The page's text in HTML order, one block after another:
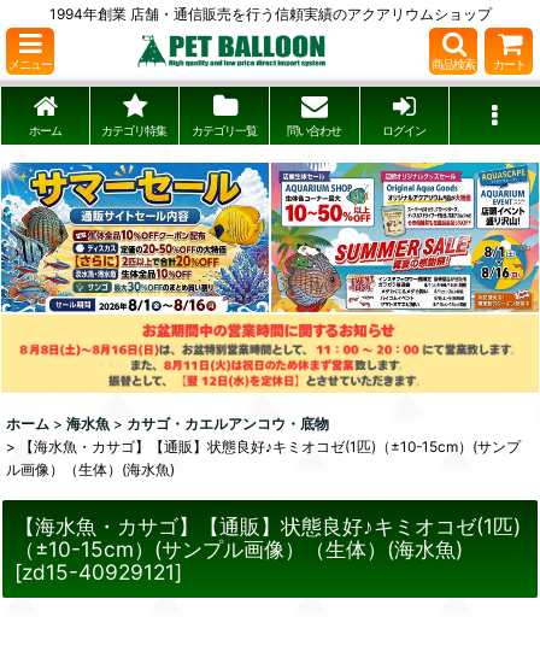
1994年創業 店舗・通信販売を行う信頼実績のアクアリウムショップ
メニュー 商品検索 カート
ホーム カテゴリ特集 カテゴリ一覧 問い合わせ ログイン
ホーム > 海水魚 > カサゴ・カエルアンコウ・底物
>
【海水魚・カサゴ】【通販】状態良好♪キミオコゼ(1匹)（±10-15cm）(サンプ
ル画像）（生体）(海水魚)
【海水魚・カサゴ】【通販】状態良好♪キミオコゼ(1匹)
（±10-15cm）(サンプル画像）（生体）(海水魚)
[zd15-40929121]